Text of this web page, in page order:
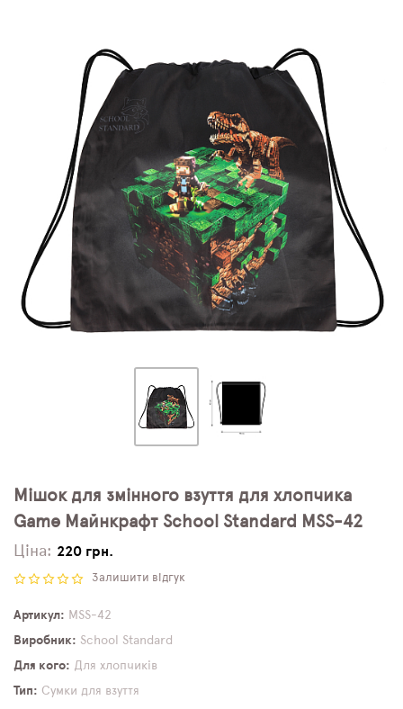
ПЛЯШКИ ДЛЯ ВОДИ
SCHOOL STANDARD
SKYNAME
РОЗПРОДАЖ
Мішок для змінного взуття для хлопчика
Game Майнкрафт School Standard MSS-42
Ціна: 220 грн.
Залишити відгук
Артикул
MSS-42
Виробник
School Standard
Для кого
Для хлопчиків
Тип
Сумки для взуття